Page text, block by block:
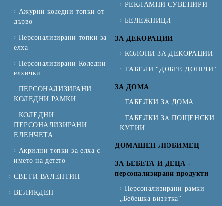
Ажурни коледни топки от
дърво
Персонализирани топки за
елха
Персонализирани Коледни
елхички
ПЕРСОНАЛИЗИРАНИ
КОЛЕДНИ РАМКИ
КОЛЕДНИ
ПЕРСОНАЛИЗИРАНИ
ЕЛЕНЧЕТА
Акрилни топки за елха с
името на детето
СВЕТИ ВАЛЕНТИН
ВЕЛИКДЕН
РЕКЛАМНИ СУВЕНИРИ
БЕЛЕЖНИЦИ
ЗА ДЕКОРАЦИИ
КОЛОНИ ЗА ДЕКОРАЦИИ
ТАБЕЛИ "ДОБРЕ ДОШЛИ"
ЗА ДОМА
ТАБЕЛКИ ЗА ДОМА
ТАБЕЛКИ ЗА ПОЩЕНСКИ
КУТИИ
ДОМАШЕН ЛЮБИМЕЦ
ЗА БЕБЕТА И ДЕЦА -
персонализирани продукти
Персонализирани рамки
„Бебешка визитка“